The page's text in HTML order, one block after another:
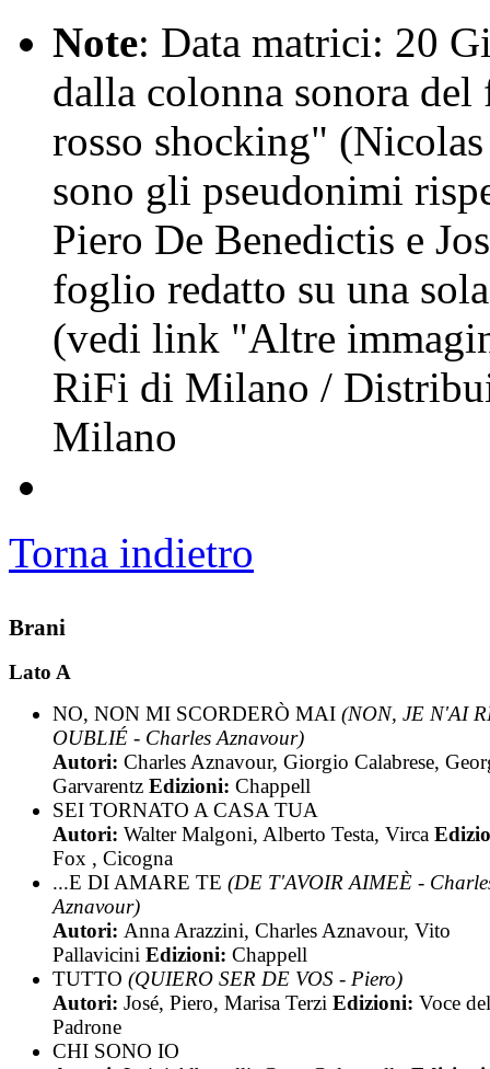
Note: Data matrici: 20
dalla colonna sonora
rosso shocking"
sono gli pseudonimi
Piero De Benedictis e
foglio redatto su una
(vedi link "Altre
RiFi di Milano /
Milano
Torna indietro
Brani
Lato A
NO, NON MI SCORDERÒ MAI (NON, JE N'AI
OUBLIÉ - Charles Aznavour)
Autori: Charles Aznavour, Giorgio Calabrese,
Garvarentz Edizioni: Chappell
SEI TORNATO A CASA TUA
Autori: Walter Malgoni, Alberto Testa, Virca
Fox , Cicogna
...E DI AMARE TE (DE T'AVOIR AIMEÈ -
Aznavour)
Autori: Anna Arazzini, Charles Aznavour, Vito
Pallavicini Edizioni: Chappell
TUTTO (QUIERO SER DE VOS - Piero)
Autori: José, Piero, Marisa Terzi Edizioni: Voce del
Padrone
CHI SONO IO